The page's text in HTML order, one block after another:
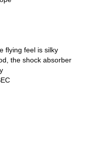
flying feel is silky
the shock absorber